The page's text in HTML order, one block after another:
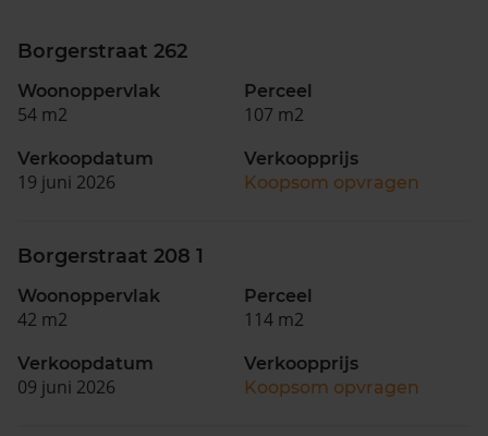
Borgerstraat 262
Woonoppervlak
54 m2
Perceel
107 m2
Verkoopdatum
19 juni 2026
Verkoopprijs
Koopsom opvragen
Borgerstraat 208 1
Woonoppervlak
42 m2
Perceel
114 m2
Verkoopdatum
09 juni 2026
Verkoopprijs
Koopsom opvragen